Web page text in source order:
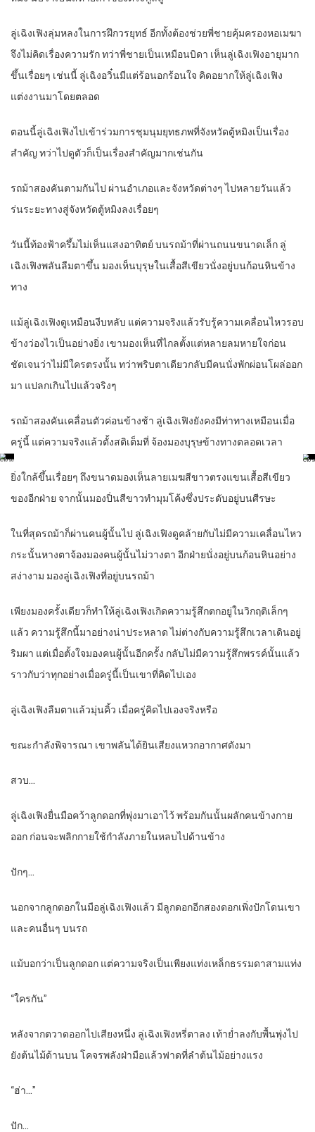
ลู่เฉิงเฟิงลุ่มหลงในการฝึกวรยุทธ์ อีกทั้งต้องช่วยพี่ชายคุ้มครองหอเมฆา
จึงไม่คิดเรื่องความรัก ทว่าพี่ชายเป็นเหมือนบิดา เห็นลู่เฉิงเฟิงอายุมาก
ขึ้นเรื่อยๆ เช่นนี้ ลู่เฉิงอวิ๋นมีแต่ร้อนอกร้อนใจ คิดอยากให้ลู่เฉิงเฟิง
แต่งงานมาโดยตลอด
ตอนนี้ลู่เฉิงเฟิงไปเข้าร่วมการชุมนุมยุทธภพที่จังหวัดตู้หมิงเป็นเรื่อง
สำคัญ ทว่าไปดูตัวก็เป็นเรื่องสำคัญมากเช่นกัน
รถม้าสองคันตามกันไป ผ่านอำเภอและจังหวัดต่างๆ ไปหลายวันแล้ว
ร่นระยะทางสู่จังหวัดตู้หมิงลงเรื่อยๆ
วันนี้ท้องฟ้าครึ้มไม่เห็นแสงอาทิตย์ บนรถม้าที่ผ่านถนนขนาดเล็ก ลู่
เฉิงเฟิงพลันลืมตาขึ้น มองเห็นบุรุษในเสื้อสีเขียวนั่งอยู่บนก้อนหินข้าง
ทาง
แม้ลู่เฉิงเฟิงดูเหมือนงีบหลับ แต่ความจริงแล้วรับรู้ความเคลื่อนไหวรอบ
ข้างว่องไวเป็นอย่างยิ่ง เขามองเห็นที่ไกลตั้งแต่หลายลมหายใจก่อน
ชัดเจนว่าไม่มีใครตรงนั้น ทว่าพริบตาเดียวกลับมีคนนั่งพักผ่อนโผล่ออก
มา แปลกเกินไปแล้วจริงๆ
รถม้าสองคันเคลื่อนตัวค่อนข้างช้า ลู่เฉิงเฟิงยังคงมีท่าทางเหมือนเมื่อ
ครู่นี้ แต่ความจริงแล้วตั้งสติเต็มที่ จ้องมองบุรุษข้างทางตลอดเวลา
ยิ่งใกล้ขึ้นเรื่อยๆ ถึงขนาดมองเห็นลายเมฆสีขาวตรงแขนเสื้อสีเขียว
ของอีกฝ่าย จากนั้นมองปิ่นสีขาวทำมุมโค้งซึ่งประดับอยู่บนศีรษะ
ในที่สุดรถม้าก็ผ่านคนผู้นั้นไป ลู่เฉิงเฟิงดูคล้ายกับไม่มีความเคลื่อนไหว
กระนั้นหางตาจ้องมองคนผู้นั้นไม่วางตา อีกฝ่ายนั่งอยู่บนก้อนหินอย่าง
สง่างาม มองลู่เฉิงเฟิงที่อยู่บนรถม้า
เพียงมองครั้งเดียวก็ทำให้ลู่เฉิงเฟิงเกิดความรู้สึกตกอยู่ในวิกฤติเล็กๆ
แล้ว ความรู้สึกนี้มาอย่างน่าประหลาด ไม่ต่างกับความรู้สึกเวลาเดินอยู่
ริมผา แต่เมื่อตั้งใจมองคนผู้นั้นอีกครั้ง กลับไม่มีความรู้สึกพรรค์นั้นแล้ว
ราวกับว่าทุกอย่างเมื่อครู่นี้เป็นเขาที่คิดไปเอง
ลู่เฉิงเฟิงลืมตาแล้วมุ่นคิ้ว เมื่อครู่คิดไปเองจริงหรือ
ขณะกำลังพิจารณา เขาพลันได้ยินเสียงแหวกอากาศดังมา
สวบ…
ลู่เฉิงเฟิงยื่นมือคว้าลูกดอกที่พุ่งมาเอาไว้ พร้อมกันนั้นผลักคนข้างกาย
ออก ก่อนจะพลิกกายใช้กำลังภายในหลบไปด้านข้าง
ปักๆ…
นอกจากลูกดอกในมือลู่เฉิงเฟิงแล้ว มีลูกดอกอีกสองดอกเพิ่งปักโดนเขา
และคนอื่นๆ บนรถ
แม้บอกว่าเป็นลูกดอก แต่ความจริงเป็นเพียงแท่งเหล็กธรรมดาสามแท่ง
“ใครกัน”
หลังจากตวาดออกไปเสียงหนึ่ง ลู่เฉิงเฟิงหรี่ตาลง เท้าย่ำลงกับพื้นพุ่งไป
ยังต้นไม้ด้านบน โคจรพลังฝ่ามือแล้วฟาดที่ลำต้นไม้อย่างแรง
“ฮ่า…”
ปัก…